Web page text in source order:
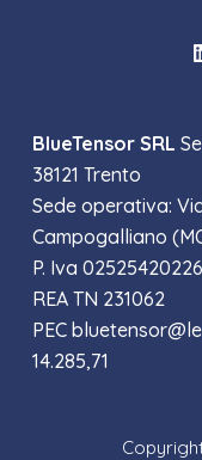
BlueTensor SRL
38121 Trento
Sede operativa:
Campogalliano
P. Iva
REA TN 231062
PEC
14.285,71